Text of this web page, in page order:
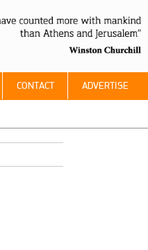
CONTACT ADVERTISE